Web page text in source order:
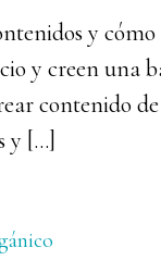
y
y creen una
contenido
y […]